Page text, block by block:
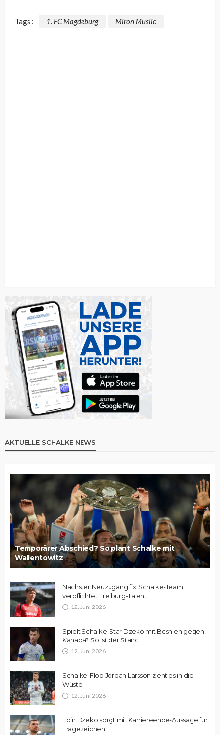
Tags : 1. FC Magdeburg Miron Muslic
AKTUELLE SCHALKE NEWS
Temporärer Abschied? So plant Schalke mit
Wallentowitz
Nächster Neuzugang fix: Schalke-Team
verpflichtet Freiburg-Talent
12. Juni 2026
Spielt Schalke-Star Dzeko mit Bosnien gegen
Kanada? So ist der Stand
12. Juni 2026
Schalke-Flop Jordan Larsson zieht es in die
Wüste
12. Juni 2026
Edin Dzeko sorgt mit Karriereende-Aussage für
Fragezeichen